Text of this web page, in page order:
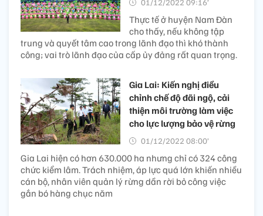
Thực tế ở huyện Nam Đàn
cho thấy, nếu không tập
trung và quyết tâm cao trong lãnh đạo thì khó thành
công; vai trò lãnh đạo của cấp ủy đảng rất quan trọng.
Gia Lai: Kiến nghị điều
chỉnh chế độ đãi ngộ, cải
thiện môi trường làm việc
cho lực lượng bảo vệ rừng
01/12/2022 08:00’
Gia Lai hiện có hơn 630.000 ha nhưng chỉ có 324 công
chức kiểm lâm. Trách nhiệm, áp lực quá lớn khiến nhiều
cán bộ, nhân viên quản lý rừng dần rời bỏ công việc
gắn bó hàng chục năm